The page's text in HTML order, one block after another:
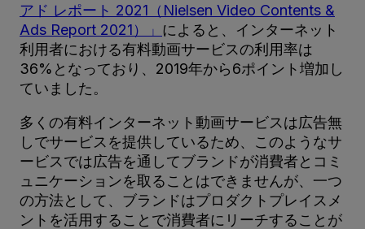
アド レポート 2021（Nielsen Video Contents &
Ads Report 2021）」 によると、インターネット
利用者における有料動画サービスの利用率は
36%となっており、2019年から6ポイント増加し
ていました。
多くの有料インターネット動画サービスは広告無
しでサービスを提供しているため、このようなサ
ービスでは広告を通してブランドが消費者とコミ
ュニケーションを取ることはできませんが、一つ
の方法として、ブランドはプロダクトプレイスメ
ントを活用することで消費者にリーチすることが